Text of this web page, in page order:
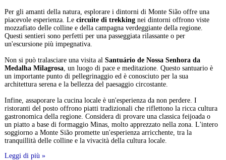
Per gli amanti della natura, esplorare i dintorni di Monte Sião offre una
piacevole esperienza. Le circuite di trekkingnei dintorni offrono viste
mozzafiato delle colline e della campagna verdeggiante della regione.
Questi sentieri sono perfetti per una passeggiata rilassante o per
un'escursione più impegnativa.
Non si può tralasciare una visita al Santuário de Nossa Senhora da
Medalha Milagrosa, un luogo di pace e meditazione. Questo santuario è
un importante punto di pellegrinaggio ed è conosciuto per la sua
architettura serena e la bellezza del paesaggio circostante.
Infine, assaporare la cucina locale è un'esperienza da non perdere. I
ristoranti del posto offrono piatti tradizionali che riflettono la ricca cultura
gastronomica della regione. Considera di provare una classica feijoada o
un piatto a base di formaggio Minas, molto apprezzato nella zona. L'intero
soggiorno a Monte Sião promette un'esperienza arricchente, tra la
tranquillità delle colline e la vivacità della cultura locale.
Leggi di più »